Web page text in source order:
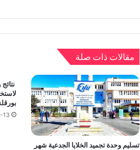
مقالات ذات صلة
تسليم وحدة تجميد الخلايا الجدعية شهر
13